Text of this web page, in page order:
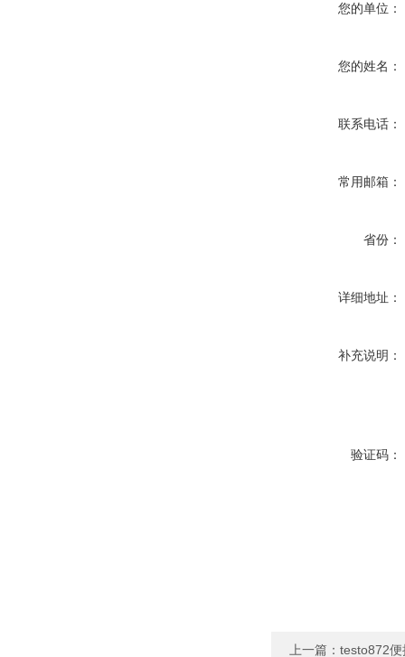
您的单位：
您的姓名：
联系电话：
常用邮箱：
省份：
详细地址：
补充说明：
验证码：
上一篇： testo872